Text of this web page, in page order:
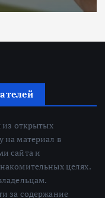
из открытых
на материал в
сайта и
целях.
за содержание